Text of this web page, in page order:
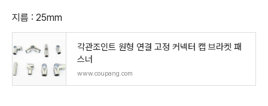
지름 : 25mm
각관조인트 원형 연결 고정 커넥터 캡 브라켓 패
스너
www.coupang.com